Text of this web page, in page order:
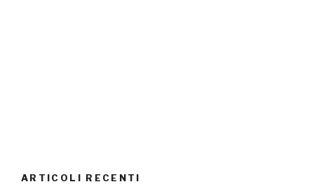
ARTICOLI RECENTI